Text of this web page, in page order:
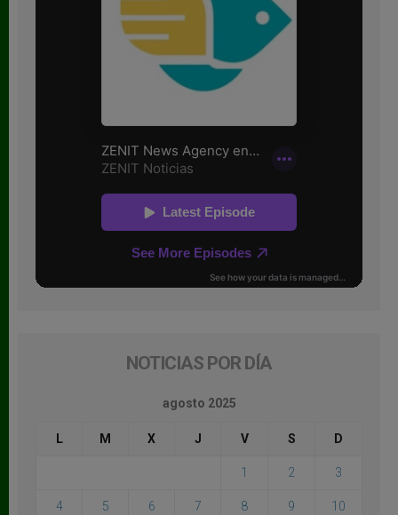
NOTICIAS POR DÍA
agosto 2025
L M X J V S D
1 2 3
4 5 6 7 8 9 10